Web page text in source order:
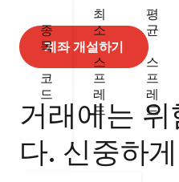
계좌 개설하기
거래에는
다. 신중하
종
목
코
드
최
소
스
프
레
드
평
균
스
프
레
드